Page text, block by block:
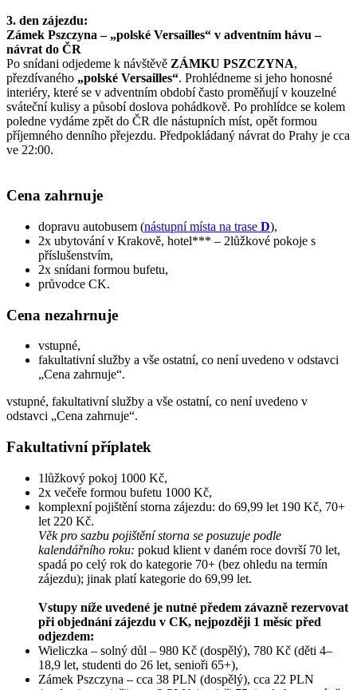
3. den zájezdu:
Zámek Pszczyna – „polské Versailles“ v adventním hávu –
návrat do ČR
Po snídani odjedeme k návštěvě ZÁMKU PSZCZYNA,
přezdívaného „polské Versailles“. Prohlédneme si jeho honosné
interiéry, které se v adventním období často proměňují v kouzelné
sváteční kulisy a působí doslova pohádkově. Po prohlídce se kolem
poledne vydáme zpět do ČR dle nástupních míst, opět formou
příjemného denního přejezdu. Předpokládaný návrat do Prahy je cca
ve 22:00.
Cena zahrnuje
dopravu autobusem (nástupní místa na trase D),
2x ubytování v Krakově, hotel*** – 2lůžkové pokoje s
příslušenstvím,
2x snídani formou bufetu,
průvodce CK.
Cena nezahrnuje
vstupné,
fakultativní služby a vše ostatní, co není uvedeno v odstavci
„Cena zahrnuje“.
vstupné, fakultativní služby a vše ostatní, co není uvedeno v
odstavci „Cena zahrnuje“.
Fakultativní příplatek
1lůžkový pokoj 1000 Kč,
2x večeře formou bufetu 1000 Kč,
komplexní pojištění storna zájezdu: do 69,99 let 190 Kč, 70+
let 220 Kč.
Věk pro sazbu pojištění storna se posuzuje podle
kalendářního roku: pokud klient v daném roce dovrší 70 let,
spadá po celý rok do kategorie 70+ (bez ohledu na termín
zájezdu); jinak platí kategorie do 69,99 let.
Vstupy níže uvedené je nutné předem závazně rezervovat
při objednání zájezdu v CK, nejpozději 1 měsíc před
odjezdem:
Wieliczka – solný důl – 980 Kč (dospělý), 780 Kč (děti 4–
18,9 let, studenti do 26 let, senioři 65+),
Zámek Pszczyna – cca 38 PLN (dospělý), cca 22 PLN